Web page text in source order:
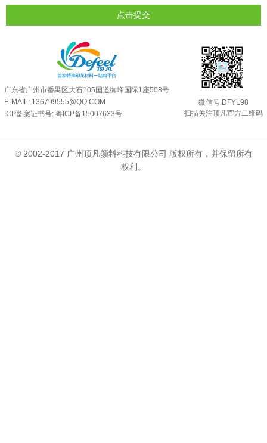
反光粉是永久有效的吗？能用多久？ 2025-06-10
外墙涂料中怎么添加反光粉使用？ 2025-06-05
超细反光粉需要搭配什么胶浆使用？ 2025-06-03
反光粉能用在注塑工艺上吗？ 2025-06-02
反光粉可以混合其他颜料一起使用吗... 2025-05-23
点击提交
广东省广州市番禺区大石105国道御峰国际1座508号
E-MAIL: 136799555@QQ.COM
ICP备案证书号: 粤ICP备15007633号
微信号:DFYL98
扫描关注顶凡官方二维码
© 2002-2017 广州顶凡颜料科技有限公司 版权所有，并保留所有
权利。